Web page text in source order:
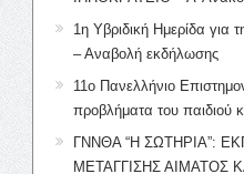
1η Υβριδική Ημερίδα για
– Αναβολή εκδήλωσης
11ο Πανελλήνιο
προβλήματα του παιδιού
ΓΝΝΘΑ “Η ΣΩΤΗΡΙΑ”:
ΜΕΤΑΓΓΙΣΗΣ ΑΙΜΑΤΟΣ